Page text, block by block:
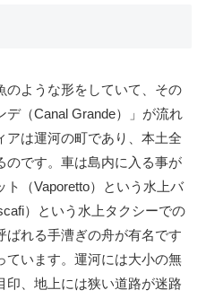
のような形をしていて、その
（Canal Grande）」が流れ
アは運河の町であり、本土全
のです。車は島内に入る事が
（Vaporetto）という水上バ
）という水上タクシーでの
ばれる手漕ぎの舟が有名です
ています。運河には大小の無
印、地上には狭い道路が迷路